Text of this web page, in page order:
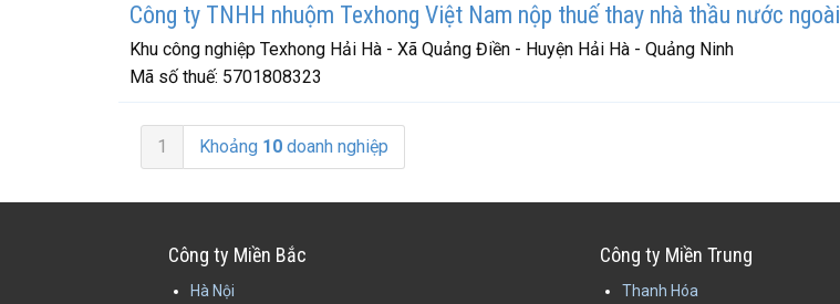
Công ty TNHH nhuộm Texhong Việt Nam nộp thuế thay nhà thầu nước ngoài
Khu công nghiệp Texhong Hải Hà - Xã Quảng Điền - Huyện Hải Hà - Quảng Ninh
Mã số thuế: 5701808323
1 Khoảng 10 doanh nghiệp
Công ty Miền Bắc
Hà Nội
Công ty Miền Trung
Thanh Hóa